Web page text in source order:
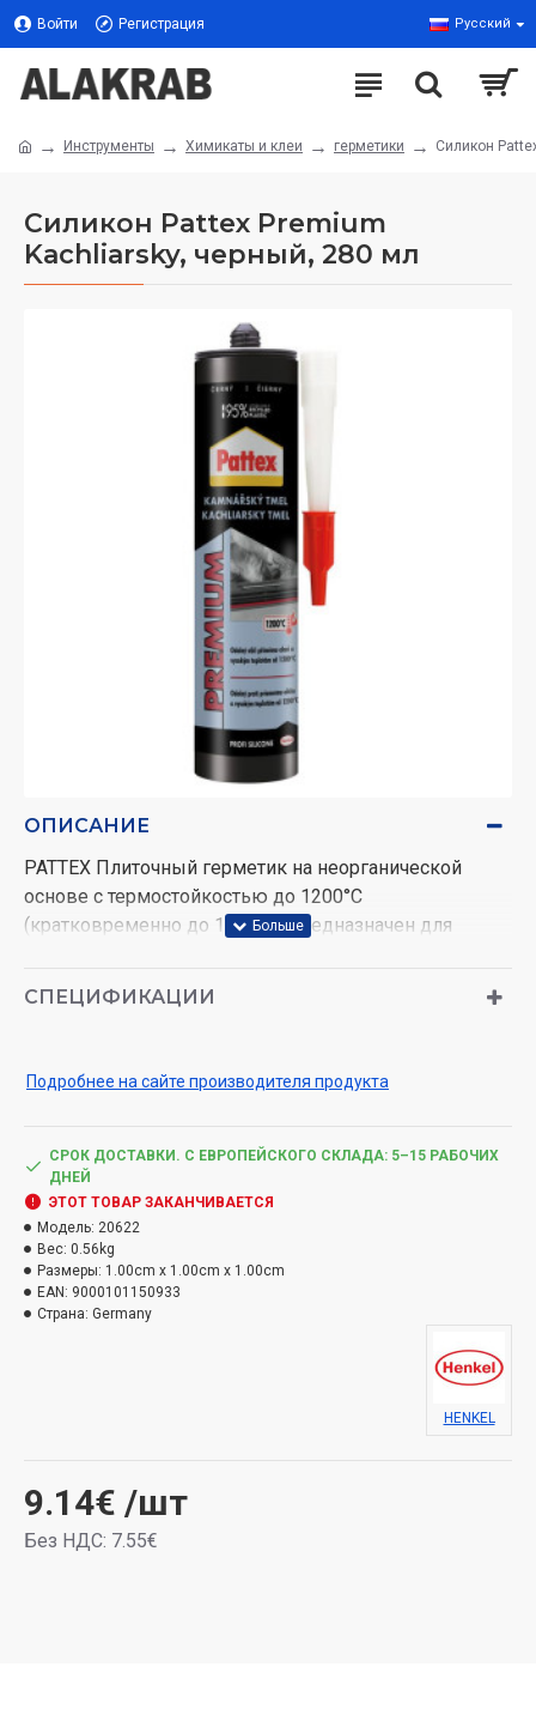
Войти Регистрация Русский
Инструменты Химикаты и клеи герметики Силикон
Силикон Pattex Premium
Kachliarsky, черный, 280 мл
ОПИСАНИЕ
PATTEX Плиточный герметик на неорганической
основе с термостойкостью до 1200°C
(кратковременно до 1500°C).Предназначен для
выхлопных трубах и решетках. Создает прочное
Используйте продукт безопасно. Перед
информацию о продукте.
СПЕЦИФИКАЦИИ
Подробнее на сайте производителя продукта
9.14€ /шт
Без НДС: 7.55€
СРОК ДОСТАВКИ. С ЕВРОПЕЙСКОГО СКЛАДА: 5–15 РАБОЧИХ
ДНЕЙ
ЭТОТ ТОВАР ЗАКАНЧИВАЕТСЯ
Модель: 20622
Вес: 0.56kg
Размеры: 1.00cm x 1.00cm x 1.00cm
EAN: 9000101150933
Страна: Germany
HENKEL